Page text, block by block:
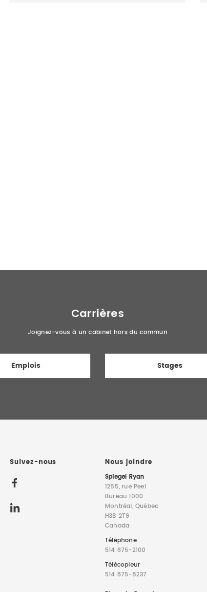
Carrières
Joignez-vous à un cabinet hors du commun
Emplois Stages
Suivez-nous Nous joindre
Spiegel Ryan
1255, rue Peel
Bureau 1000
Montréal, Québec
H3B 2T9
Canada
Téléphone
514 875-2100
Télécopieur
514 875-8237